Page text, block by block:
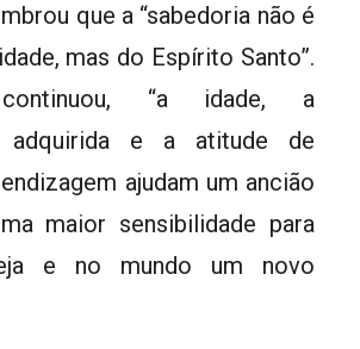
que a “sabedoria não é
mas do Espírito Santo”.
“a idade, a
adquirida e a atitude de
ajudam um ancião
maior sensibilidade para
e no mundo um novo